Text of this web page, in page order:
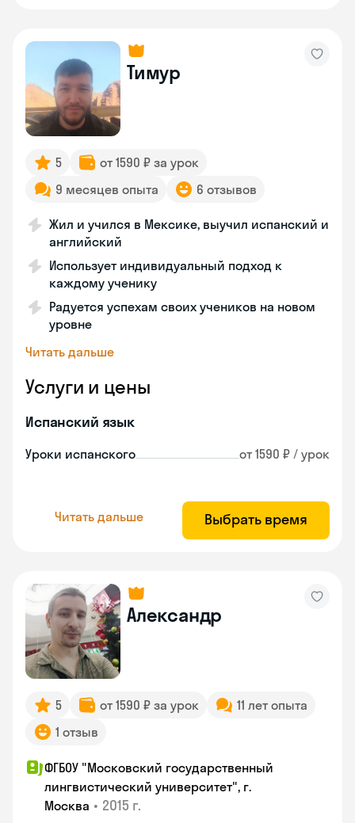
Тимур
5
от 1590 ₽ за урок
9 месяцев опыта
6 отзывов
Жил и учился в Мексике, выучил испанский и
английский
Использует индивидуальный подход к
каждому ученику
Радуется успехам своих учеников на новом
уровне
Читать дальше
Услуги и цены
Испанский язык
Уроки испанского от 1590 ₽ / урок
Читать дальше Выбрать время
Александр
5 от 1590 ₽ за урок
11 лет опыта
1 отзыв
ФГБОУ "Московский государственный
лингвистический университет", г.
Москва • 2015 г.